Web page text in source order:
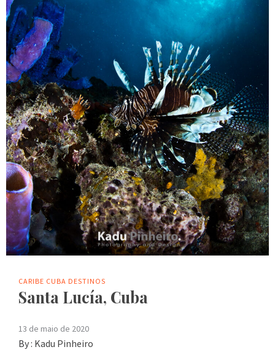
CARIBE CUBA DESTINOS
Santa Lucía, Cuba
13 de maio de 2020
By : Kadu Pinheiro